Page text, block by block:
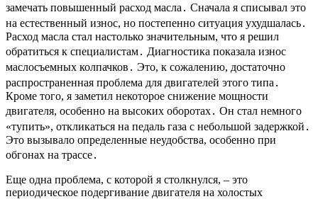
замечать повышенный расход масла․ Сначала я списывал это
на естественный износ, но постепенно ситуация ухудшалась․
Расход масла стал настолько значительным, что я решил
обратиться к специалистам․ Диагностика показала износ
маслосъемных колпачков․ Это, к сожалению, достаточно
распространенная проблема для двигателей этого типа․
Кроме того, я заметил некоторое снижение мощности
двигателя, особенно на высоких оборотах․ Он стал немного
«тупить», откликаться на педаль газа с небольшой задержкой․
Это вызывало определенные неудобства, особенно при
обгонах на трассе․
Еще одна проблема, с которой я столкнулся, – это
периодическое подергивание двигателя на холостых